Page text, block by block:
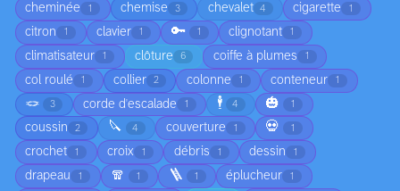
cheminée 1 chemise 3 chevalet 4 cigarette 1
citron 1 clavier 1 🔑 1 clignotant 1
climatisateur 1 clôture 6 coiffe à plumes 1
col roulé 1 collier 2 colonne 1 conteneur 1
🪢 3 corde d'escalade 1 🕴️ 4 🎃 1
coussin 2 🔪 4 couverture 1 💀 1
crochet 1 croix 1 débris 1 dessin 1
drapeau 1 🧣 1 🪜 1 éplucheur 1